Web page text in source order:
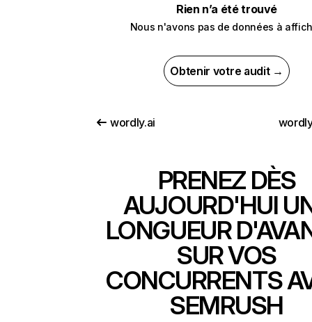
Rien n’a été trouvé
Nous n'avons pas de données à
Obtenir votre audit →
wordly.ai
PRENEZ DÈS
AUJOURD'HUI
LONGUEUR
SUR VOS
CONCURRENTS
SEMRUSH